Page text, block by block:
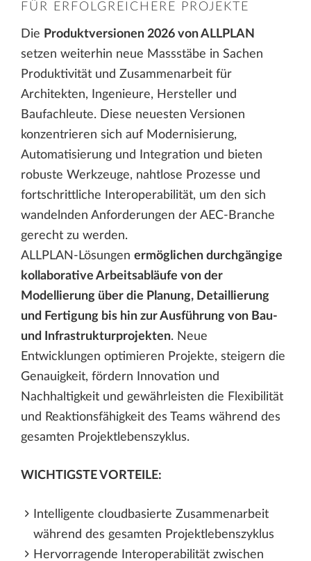
FÜR ERFOLGREICHERE PROJEKTE
Die Produktversionen 2026 von ALLPLAN
setzen weiterhin neue Massstäbe in Sachen
Produktivität und Zusammenarbeit für
Architekten, Ingenieure, Hersteller und
Baufachleute. Diese neuesten Versionen
konzentrieren sich auf Modernisierung,
Automatisierung und Integration und bieten
robuste Werkzeuge, nahtlose Prozesse und
fortschrittliche Interoperabilität, um den sich
wandelnden Anforderungen der AEC-Branche
gerecht zu werden.
ALLPLAN-Lösungen ermöglichen durchgängige
kollaborative Arbeitsabläufe von der
Modellierung über die Planung, Detaillierung
und Fertigung bis hin zur Ausführung von Bau-
und Infrastrukturprojekten. Neue
Entwicklungen optimieren Projekte, steigern die
Genauigkeit, fördern Innovation und
Nachhaltigkeit und gewährleisten die Flexibilität
und Reaktionsfähigkeit des Teams während des
gesamten Projektlebenszyklus.
WICHTIGSTE VORTEILE:
Intelligente cloudbasierte Zusammenarbeit
während des gesamten Projektlebenszyklus
Hervorragende Interoperabilität zwischen